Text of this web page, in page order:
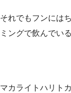
それでもフンには
ミングで飲んでい
マカライトハリト